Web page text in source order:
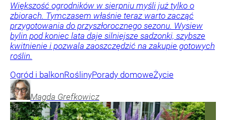
Większość ogrodników w sierpniu myśli już tylko o
zbiorach. Tymczasem właśnie teraz warto zacząć
przygotowania do przyszłorocznego sezonu. Wysiew
bylin pod koniec lata daje silniejsze sadzonki, szybsze
kwitnienie i pozwala zaoszczędzić na zakupie gotowych
roślin.
Ogród i balkonRoślinyPorady domoweŻycie
Magda Grefkowicz